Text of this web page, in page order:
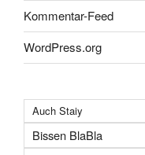
Kommentar-Feed
WordPress.org
Auch Staiy
Bissen BlaBla